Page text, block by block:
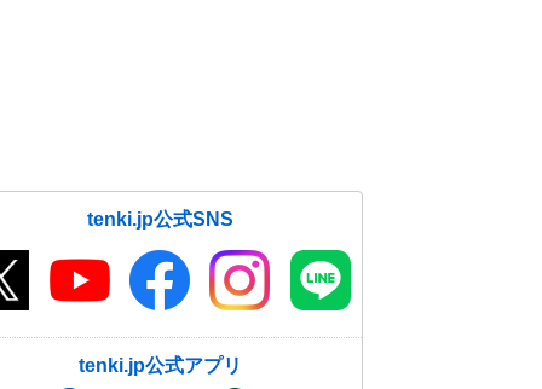
tenki.jp公式SNS
tenki.jp公式アプリ